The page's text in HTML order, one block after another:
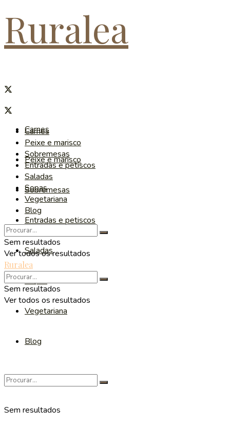
Ruralea
Carnes
Peixe e marisco
Sobremesas
Entradas e petiscos
Saladas
Sopas
Vegetariana
Blog
Sem resultados
Carnes
Peixe e marisco
Sobremesas
Entradas e petiscos
Saladas
Sopas
Vegetariana
Blog
Sem resultados
Ver todos os resultados
Ruralea
Sem resultados
Ver todos os resultados